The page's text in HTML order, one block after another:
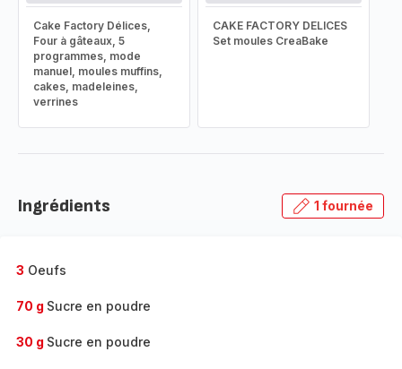
Cake Factory Délices,
Four à gâteaux, 5
programmes, mode
manuel, moules muffins,
cakes, madeleines,
verrines
CAKE FACTORY DELICES
Set moules CreaBake
Ingrédients 1 fournée
3 Oeufs
70 g Sucre en poudre
30 g Sucre en poudre